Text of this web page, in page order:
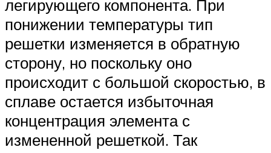
легирующего компонента. При
понижении температуры тип
решетки изменяется в обратную
сторону, но поскольку оно
происходит с большой скоростью, в
сплаве остается избыточная
концентрация элемента с
измененной решеткой. Так